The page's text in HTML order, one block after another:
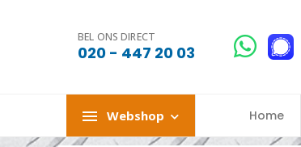
BEL ONS DIRECT
020 - 447 20 03
Webshop Home